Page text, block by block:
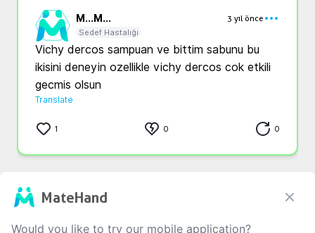
M...M...
3 yıl önce
Sedef Hastalığı
Vichy dercos sampuan ve bittim sabunu bu
ikisini deneyin ozellikle vichy dercos cok etkili
gecmis olsun
Translate
1 0 0
MateHand
Would you like to try our mobile application?